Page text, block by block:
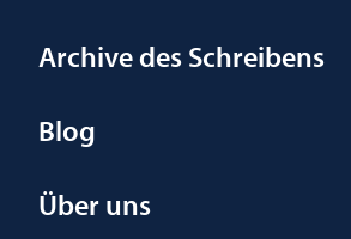
Archive des Schreibens
Blog
Über uns